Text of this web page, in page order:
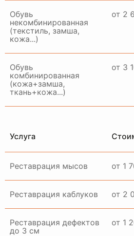
Обувь
некомбинированная
(текстиль, замша,
кожа...)
от 2
Обувь
комбинированная
(кожа+замша,
ткань+кожа...)
от 3
Услуга
Реставрация мысов от 1
Реставрация каблуков от 2
Реставрация дефектов
до 3 см
от 1